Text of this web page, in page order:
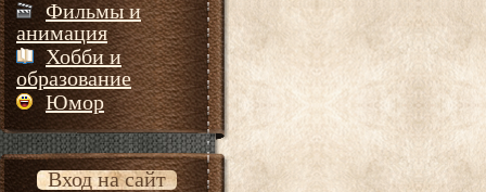
Фильмы и
анимация
Хобби и
образование
Юмор
Вход на сайт